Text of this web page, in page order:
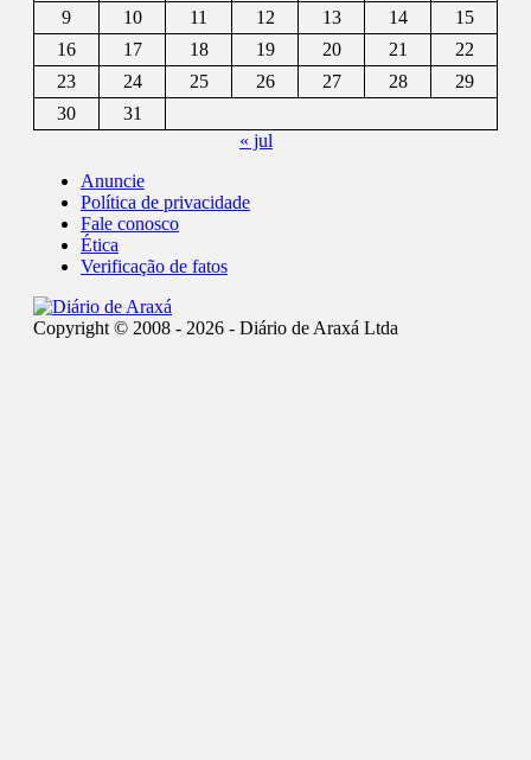
9
10 11 12 13 14
15
16
17 18 19 20 21
22
23
24 25 26 27 28
29
30
31
« jul
Anuncie
Política de privacidade
Fale conosco
Ética
Verificação de fatos
Copyright © 2008 - 2026 - Diário de Araxá Ltda